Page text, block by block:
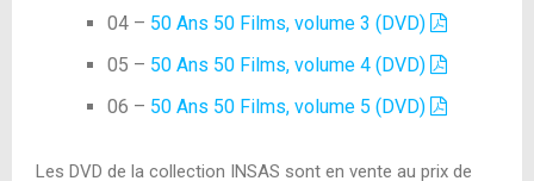
04 – 50 Ans 50 Films, volume 3 (DVD)
05 – 50 Ans 50 Films, volume 4 (DVD)
06 – 50 Ans 50 Films, volume 5 (DVD)
Les DVD de la collection INSAS sont en vente au prix de